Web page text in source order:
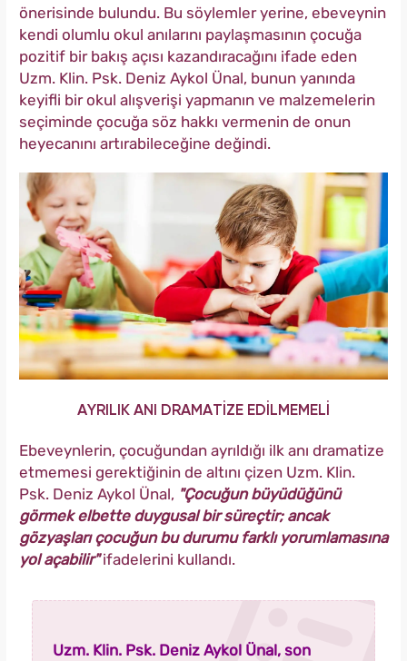
önerisinde bulundu. Bu söylemler yerine, ebeveynin
kendi olumlu okul anılarını paylaşmasının çocuğa
pozitif bir bakış açısı kazandıracağını ifade eden
Uzm. Klin. Psk. Deniz Aykol Ünal, bunun yanında
keyifli bir okul alışverişi yapmanın ve malzemelerin
seçiminde çocuğa söz hakkı vermenin de onun
heyecanını artırabileceğine değindi.
AYRILIK ANI DRAMATİZE EDİLMEMELİ
Ebeveynlerin, çocuğundan ayrıldığı ilk anı dramatize
etmemesi gerektiğinin de altını çizen Uzm. Klin.
Psk. Deniz Aykol Ünal, "Çocuğun büyüdüğünü
görmek elbette duygusal bir süreçtir; ancak
gözyaşları çocuğun bu durumu farklı yorumlamasına
yol açabilir"ifadelerini kullandı.
Uzm. Klin. Psk. Deniz Aykol Ünal, son